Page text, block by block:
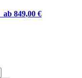
ab 849,00 €